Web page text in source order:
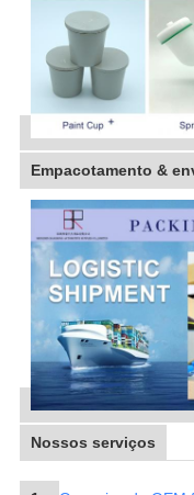
Empacotamento &
Nossos serviços